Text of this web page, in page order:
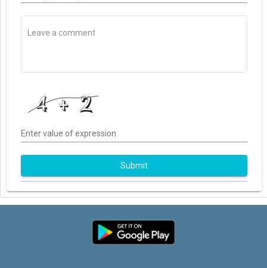
Enter value of expression
Submit